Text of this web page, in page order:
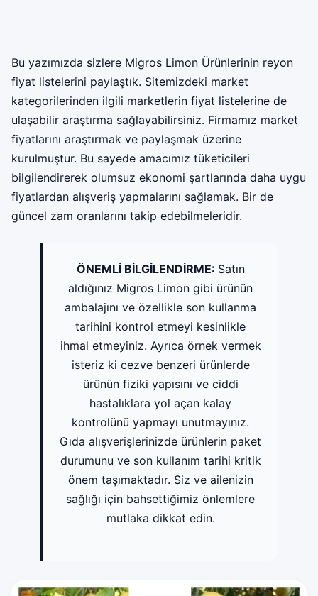
Bu yazımızda sizlere Migros Limon Ürünlerinin reyon
fiyat listelerini paylaştık. Sitemizdeki market
kategorilerinden ilgili marketlerin fiyat listelerine de
ulaşabilir araştırma sağlayabilirsiniz. Firmamız market
fiyatlarını araştırmak ve paylaşmak üzerine
kurulmuştur. Bu sayede amacımız tüketicileri
bilgilendirerek olumsuz ekonomi şartlarında daha uygu
fiyatlardan alışveriş yapmalarını sağlamak. Bir de
güncel zam oranlarını takip edebilmeleridir.
ÖNEMLİ BİLGİLENDİRME: Satın
aldığınız Migros Limon gibi ürünün
ambalajını ve özellikle son kullanma
tarihini kontrol etmeyi kesinlikle
ihmal etmeyiniz. Ayrıca örnek vermek
isteriz ki cezve benzeri ürünlerde
ürünün fiziki yapısını ve ciddi
hastalıklara yol açan kalay
kontrolünü yapmayı unutmayınız.
Gıda alışverişlerinizde ürünlerin paket
durumunu ve son kullanım tarihi kritik
önem taşımaktadır. Siz ve ailenizin
sağlığı için bahsettiğimiz önlemlere
mutlaka dikkat edin.